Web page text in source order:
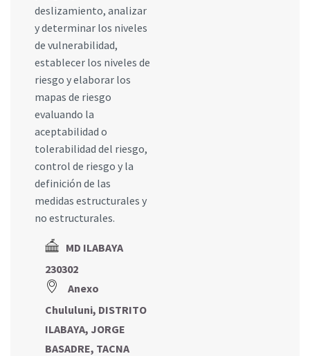
deslizamiento, analizar
y determinar los niveles
de vulnerabilidad,
establecer los niveles de
riesgo y elaborar los
mapas de riesgo
evaluando la
aceptabilidad o
tolerabilidad del riesgo,
control de riesgo y la
definición de las
medidas estructurales y
no estructurales.
MD ILABAYA
230302
Anexo
Chululuni, DISTRITO
ILABAYA, JORGE
BASADRE, TACNA